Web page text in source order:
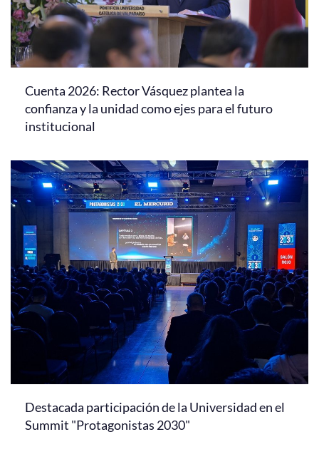
Cuenta 2026: Rector Vásquez plantea la
confianza y la unidad como ejes para el futuro
institucional
Destacada participación de la Universidad en el
Summit "Protagonistas 2030"